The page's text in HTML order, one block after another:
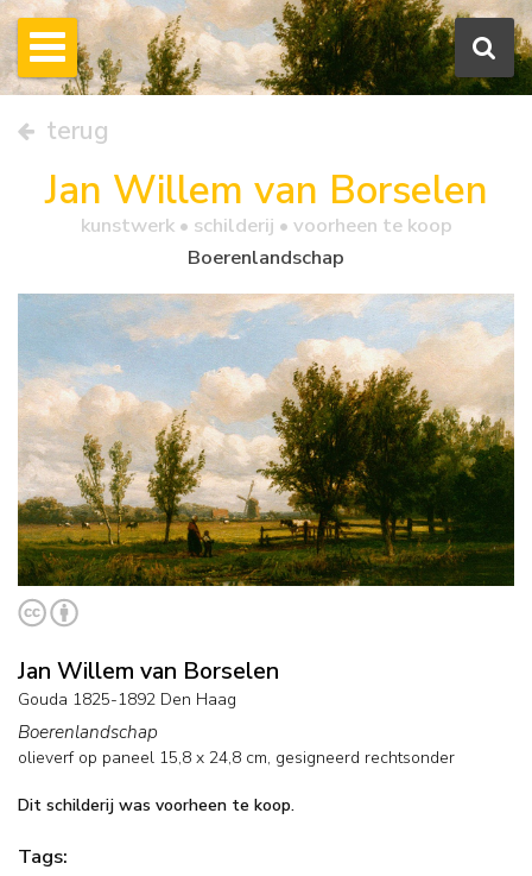
terug
Jan Willem van Borselen
kunstwerk • schilderij • voorheen te koop
Boerenlandschap
Jan Willem van Borselen
Gouda 1825-1892 Den Haag
Boerenlandschap
olieverf op paneel 15,8 x 24,8 cm, gesigneerd rechtsonder
Dit schilderij was voorheen te koop.
Tags: